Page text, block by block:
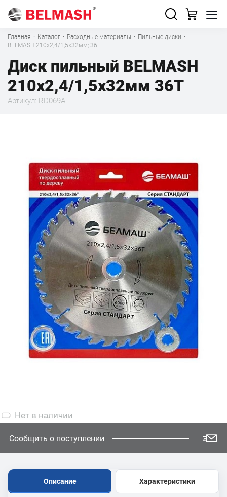
Главная · Каталог · Расходные материалы · Пильные диски ·
BELMASH 210х2,4/1,5х32мм; 36Т
Диск пильный BELMASH
210х2,4/1,5х32мм 36T
Артикул: RD069A
Нет в наличии
Сообщить о поступлении
Описание Характеристики